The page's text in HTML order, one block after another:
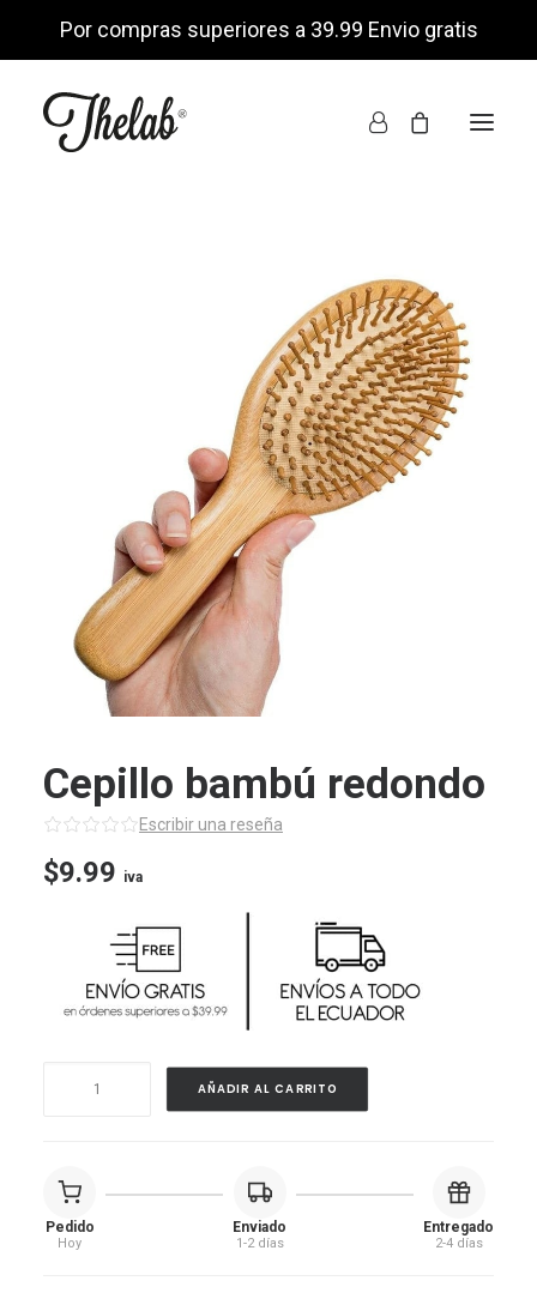
Por compras superiores a 39.99 Envio gratis
INICIO
Cepillo bambú redondo
Escribir una reseña
$9.99 iva
AÑADIR AL CARRITO
Pedido
Hoy
Enviado
1-2 días
Entregado
2-4 días